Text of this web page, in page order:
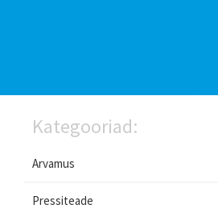
Kategooriad:
Arvamus
Pressiteade